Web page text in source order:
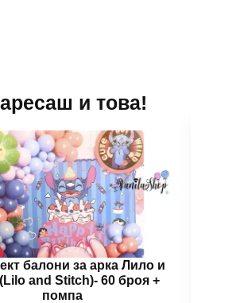
и това!
балони за арка Лило и
and Stitch)- 60 броя +
помпа